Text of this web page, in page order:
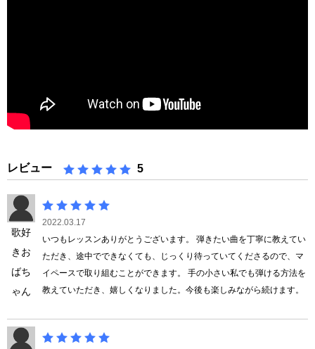
レビュー 5
歌好
きお
ばち
ゃん
2022.03.17
いつもレッスンありがとうございます。 弾きたい曲を丁寧に教えてい
ただき、途中でできなくても、じっくり待っていてくださるので、マ
イペースで取り組むことができます。 手の小さい私でも弾ける方法を
教えていただき、嬉しくなりました。今後も楽しみながら続けます。